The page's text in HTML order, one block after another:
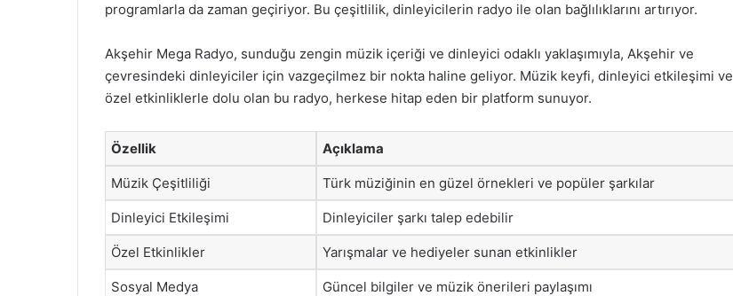
programlarla da zaman geçiriyor. Bu çeşitlilik, dinleyicilerin radyo ile olan bağlılıklarını artırıyor.
Akşehir Mega Radyo, sunduğu zengin müzik içeriği ve dinleyici odaklı yaklaşımıyla, Akşehir ve
çevresindeki dinleyiciler için vazgeçilmez bir nokta haline geliyor. Müzik keyfi, dinleyici etkileşimi ve
özel etkinliklerle dolu olan bu radyo, herkese hitap eden bir platform sunuyor.
Özellik Açıklama
Müzik Çeşitliliği Türk müziğinin en güzel örnekleri ve popüler şarkılar
Dinleyici Etkileşimi Dinleyiciler şarkı talep edebilir
Özel Etkinlikler Yarışmalar ve hediyeler sunan etkinlikler
Sosyal Medya Güncel bilgiler ve müzik önerileri paylaşımı